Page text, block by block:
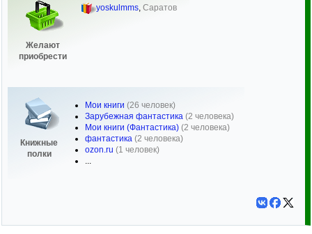
Желают
приобрести
yoskulmms, Саратов
Книжные
полки
Мои книги (26 человек)
Зарубежная фантастика (2 человека)
Мои книги (Фантастика) (2 человека)
фантастика (2 человека)
ozon.ru (1 человек)
...